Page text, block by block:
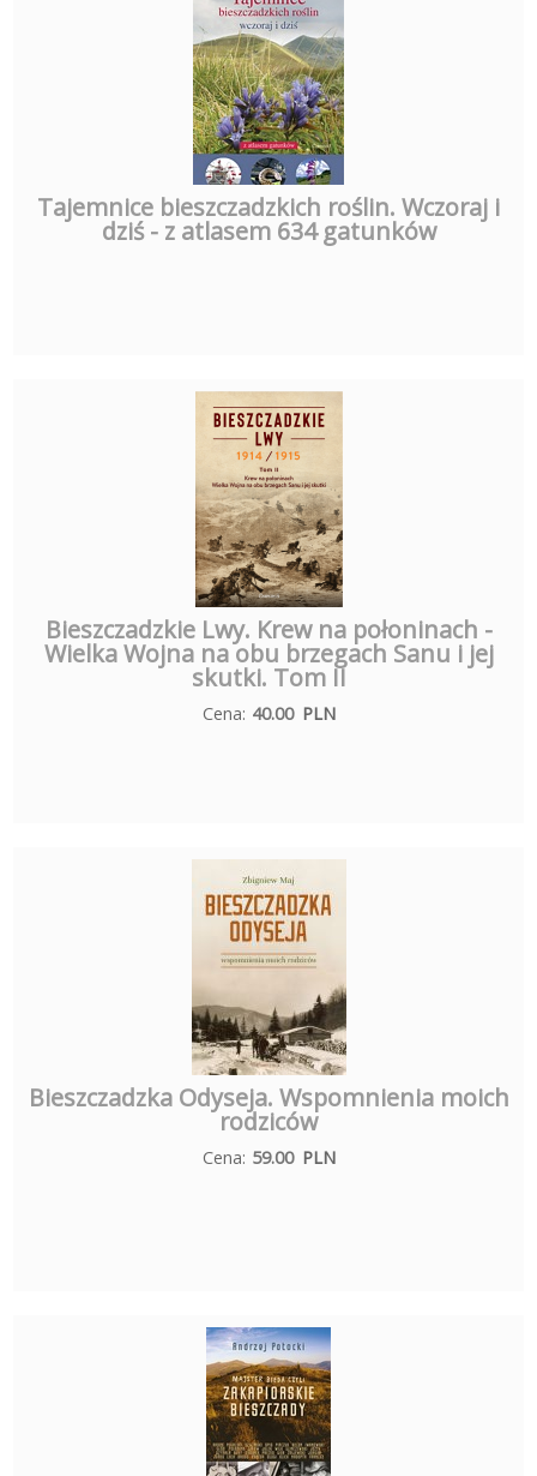
Tajemnice bieszczadzkich roślin. Wczoraj i
dziś - z atlasem 634 gatunków
Bieszczadzkie Lwy. Krew na połoninach -
Wielka Wojna na obu brzegach Sanu i jej
skutki. Tom II
Cena: 40.00 PLN
Bieszczadzka Odyseja. Wspomnienia moich
rodziców
Cena: 59.00 PLN